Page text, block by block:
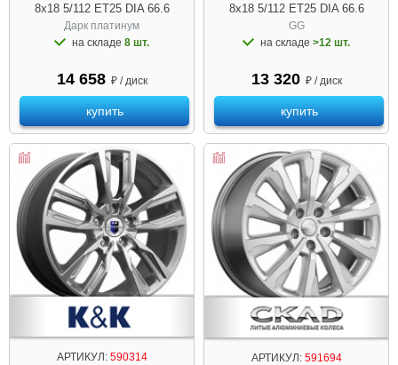
8x18 5/112 ET25 DIA 66.6
Дарк платинум
на складе 8 шт.
14 658 ₽ / диск
купить
8x18 5/112 ET25 DIA 66.6
GG
на складе >12 шт.
13 320 ₽ / диск
купить
АРТИКУЛ:590314 АРТИКУЛ:591694